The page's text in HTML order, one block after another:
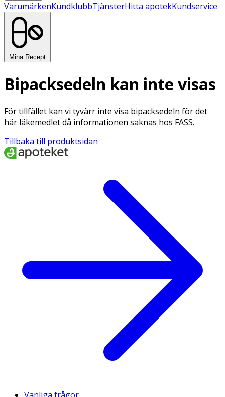
VarumärkenKundklubbTjänsterHitta apotekKundservice
Mina Recept
Bipacksedeln kan inte visas
För tillfället kan vi tyvärr inte visa bipacksedeln för det
här läkemedlet då informationen saknas hos FASS.
Tillbaka till produktsidan